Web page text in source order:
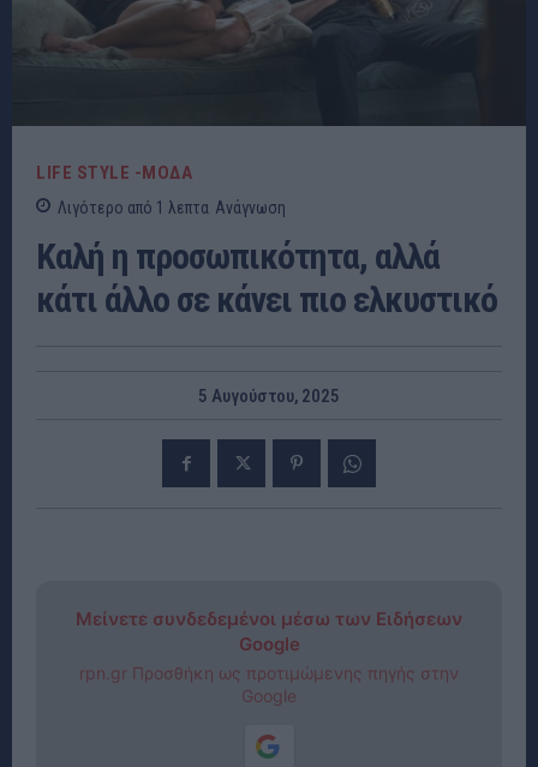
LIFE STYLE -ΜΌΔΑ
Λιγότερο από 1 λεπτα Ανάγνωση
Καλή η προσωπικότητα, αλλά
κάτι άλλο σε κάνει πιο ελκυστικό
5 Αυγούστου, 2025
Μείνετε συνδεδεμένοι μέσω των Ειδήσεων
Google
rpn.gr Προσθήκη ως προτιμώμενης πηγής στην
Google